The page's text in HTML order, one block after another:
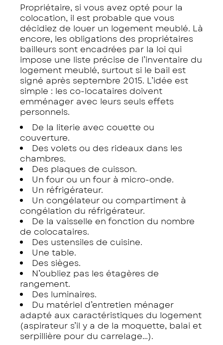
Propriétaire, si vous avez opté pour la
colocation, il est probable que vous
décidiez de louer un logement meublé. Là
encore, les obligations des propriétaires
bailleurs sont encadrées par la loi qui
impose une liste précise de l’inventaire du
logement meublé, surtout si le bail est
signé après septembre 2015. L’idée est
simple : les co-locataires doivent
emménager avec leurs seuls effets
personnels.
De la literie avec couette ou
couverture.
Des volets ou des rideaux dans les
chambres.
Des plaques de cuisson.
Un four ou un four à micro-onde.
Un réfrigérateur.
Un congélateur ou compartiment à
congélation du réfrigérateur.
De la vaisselle en fonction du nombre
de colocataires.
Des ustensiles de cuisine.
Une table.
Des sièges.
N’oubliez pas les étagères de
rangement.
Des luminaires.
Du matériel d’entretien ménager
adapté aux caractéristiques du logement
(aspirateur s’il y a de la moquette, balai et
serpillière pour du carrelage…).